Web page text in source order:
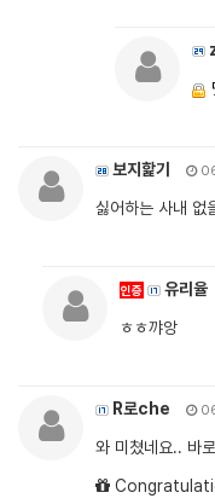
보지핥기
싫어하는 사내 없
인증 유리율
ㅎㅎ꺄앙
R로che
와 미쳤네요.. 바